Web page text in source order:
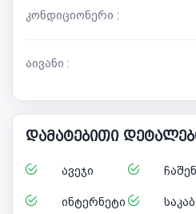
კონდიციონერი :
აივანი :
დამატებითი
ავეჯი
ინტერნეტი